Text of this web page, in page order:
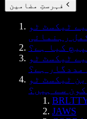
فہرستِ مضامین
ٹیکسٹ ٹو
رہنمائی
کیا ہے؟
ٹیکسٹ ٹو
مددگار ہے؟
ٹیکسٹ ٹو
سے ہیں؟
JAWS